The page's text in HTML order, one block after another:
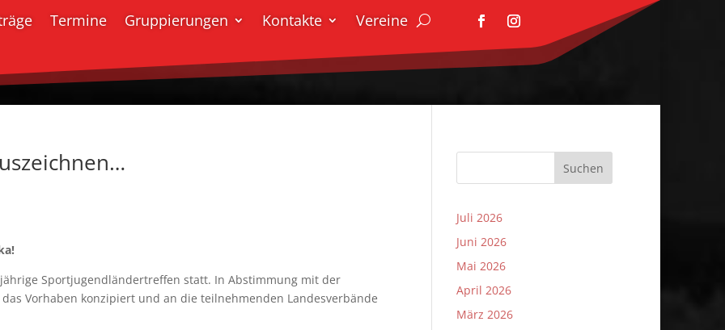
Termine Gruppierungen Kontakte Vereine
Sportjugendländertreffen statt. In Abstimmung mit der
Vorhaben konzipiert und an die teilnehmenden Landesverbände
Suchen
Juli 2026
Juni 2026
Mai 2026
April 2026
März 2026